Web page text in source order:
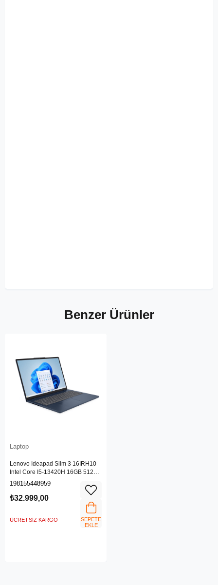
Benzer Ürünler
Laptop
Lenovo Ideapad Slim 3 16IRH10
Intel Core I5-13420H 16GB 512GB
SSD 16" WUXGA (1920X1200)
IPS Panel Freedos Taşınabilir
Bilgisayar 83K20009TR
198155448959
₺32.999,00
ÜCRETSIZ KARGO
SEPETE
EKLE